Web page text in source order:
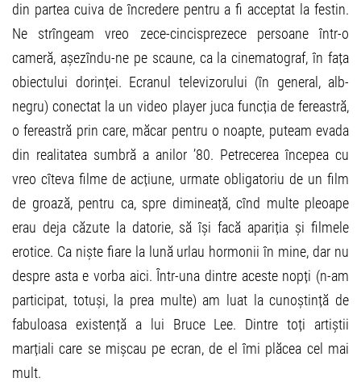
din partea cuiva de încredere pentru a fi acceptat la festin.
Ne strîngeam vreo zece-cincisprezece persoane într-o
cameră, așezîndu-ne pe scaune, ca la cinematograf, în fața
obiectului dorinței. Ecranul televizorului (în general, alb-
negru) conectat la un video player juca funcția de fereastră,
o fereastră prin care, măcar pentru o noapte, puteam evada
din realitatea sumbră a anilor ’80. Petrecerea începea cu
vreo cîteva filme de acțiune, urmate obligatoriu de un film
de groază, pentru ca, spre dimineață, cînd multe pleoape
erau deja căzute la datorie, să își facă apariția și filmele
erotice. Ca niște fiare la lună urlau hormonii în mine, dar nu
despre asta e vorba aici. Într-una dintre aceste nopți (n-am
participat, totuși, la prea multe) am luat la cunoștință de
fabuloasa existență a lui Bruce Lee. Dintre toți artiștii
marțiali care se mișcau pe ecran, de el îmi plăcea cel mai
mult.